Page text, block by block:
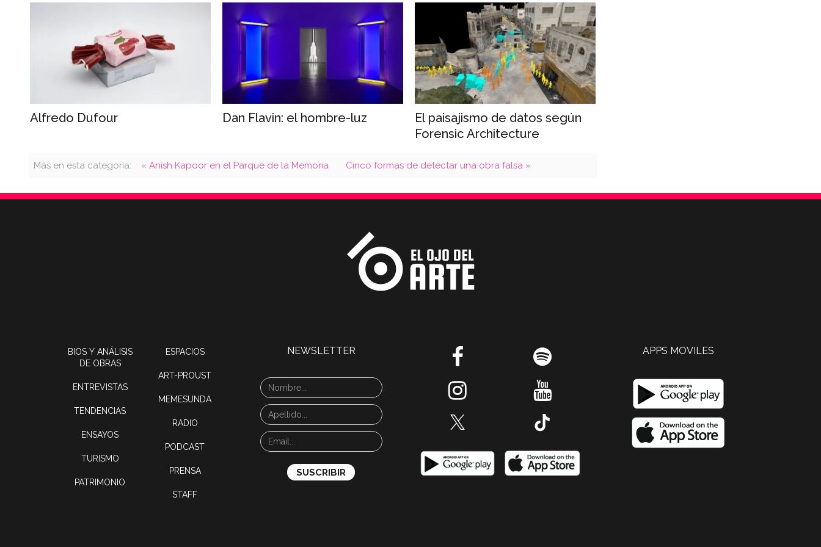
Alfredo Dufour Dan Flavin: el hombre-luz
El paisajismo de datos según
Forensic Architecture
Más en esta categoría: « Anish Kapoor en el Parque de la Memoria Cinco formas de detectar una obra falsa »
BIOS Y ANÁLISIS
DE OBRAS
ENTREVISTAS
TENDENCIAS
ENSAYOS
TURISMO
PATRIMONIO
ESPACIOS
ART-PROUST
MEMESUNDA
RADIO
PODCAST
PRENSA
STAFF
NEWSLETTER APPS MOVILES